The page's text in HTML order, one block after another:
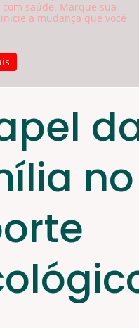
saúde. Marque sua
a mudança que você
no